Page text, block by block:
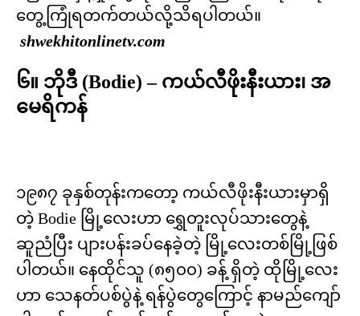
တွေ့ကြုံရတက်တယ်လို့သိရပါတယ်။
shwekhitonlinetv.com
၆။ ဘိုဒီ (Bodie) – ကယ်လီဖိုးနီးယား၊ အ
မေရိကန်
၁၉၈၇ ခုနှစ်တုန်းကတော့ ကယ်လီဖိုးနီးယားမှာရှိ
တဲ့ Bodie မြို့လေးဟာ ရွှေတူးလုပ်သားတွေနဲ့
ဆူညံပြီး ပျားပန်းခပ်နေခဲ့တဲ့ မြို့လေးတစ်မြို့ဖြစ်
ပါတယ်။ နေထိုင်သူ (၈၅၀၀) ခန့် ရှိတဲ့ ထိုမြို့လေး
ဟာ သေနတ်ပစ်ပွဲနဲ့ ရန်ပွဲတွေကြောင့် နာမည်ကျော်